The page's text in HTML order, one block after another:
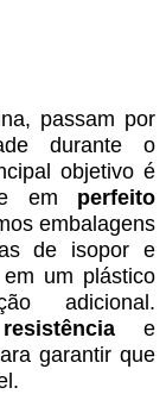
passam por
durante o
objetivo é
em perfeito
embalagens
de isopor e
um plástico
adicional.
resistênciae
garantir que